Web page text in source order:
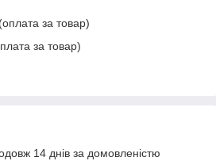
за товар)
за товар)
14 днів за домовленістю